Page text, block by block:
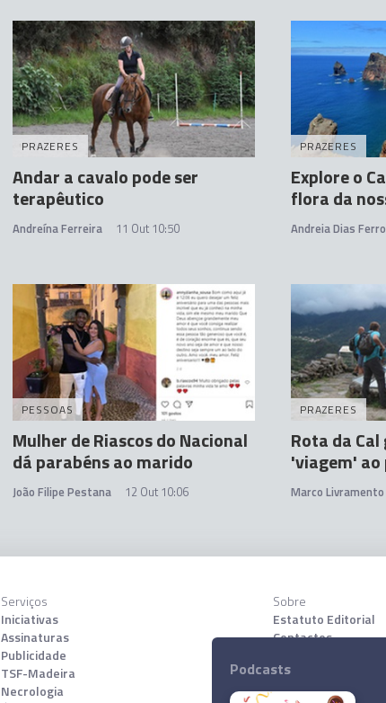
PRAZERES
Andar a cavalo pode ser
terapêutico
Andreína Ferreira 11 Out 10:50
PRAZERES
Explore o
flora da
Andreia Dias Ferro
PESSOAS
Mulher de Riascos do Nacional
dá parabéns ao marido
João Filipe Pestana 12 Out 10:06
PRAZERES
Rota da
'viagem' ao
Marco Livramento
Serviços
Iniciativas
Assinaturas
Publicidade
TSF-Madeira
Necrologia
Sobre
Estatuto Editorial
Contactos
Download App
Podcasts